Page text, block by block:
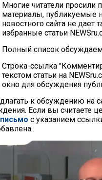
Многие читатели просили
материалы, публикуемые
новостного сайта не
избранные статьи
Полный список
Строка-ссылка
текстом статьи на
окно для обсуждения
к обсуждению на
Если вы считаете
письмо с указанием